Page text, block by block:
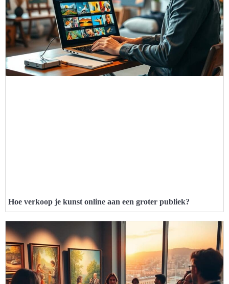
Hoe verkoop je kunst online aan een groter publiek?